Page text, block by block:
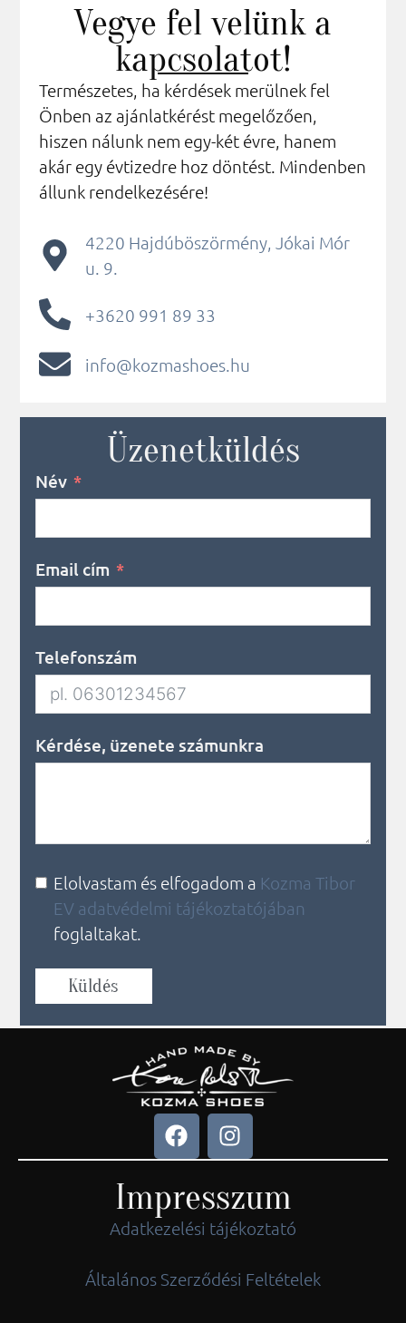
Vegye fel velünk a
kapcsolatot!
Természetes, ha kérdések merülnek fel
Önben az ajánlatkérést megelőzően,
hiszen nálunk nem egy-két évre, hanem
akár egy évtizedre hoz döntést. Mindenben
állunk rendelkezésére!
4220 Hajdúböszörmény, Jókai Mór
u. 9.
+3620 991 89 33
info@kozmashoes.hu
Üzenetküldés
Név
Email cím
Telefonszám
Kérdése, üzenete számunkra
Elolvastam és elfogadom a Kozma Tibor
EV adatvédelmi tájékoztatójában
foglaltakat.
Küldés
Impresszum
Adatkezelési tájékoztató
Általános Szerződési Feltételek